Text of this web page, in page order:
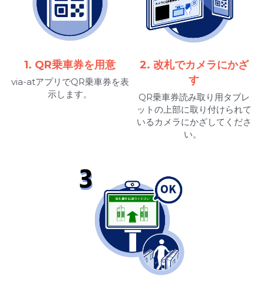
1. QR乗車券を用意
via-atアプリでQR乗車券を表
示します。
2. 改札でカメラにかざ
す
QR乗車券読み取り用タブレ
ットの上部に取り付けられて
いるカメラにかざしてくださ
い。